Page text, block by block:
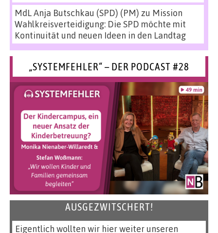
MdL Anja Butschkau (SPD) (PM) zu Mission
Wahlkreisverteidigung: Die SPD möchte mit
Kontinuität und neuen Ideen in den Landtag
„SYSTEMFEHLER“ – DER PODCAST #28
AUSGEZWITSCHERT!
Eigentlich wollten wir hier weiter unseren